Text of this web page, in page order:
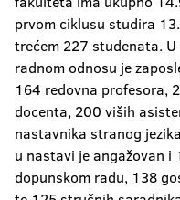
prvom ciklusu studira
trećem 227 studenata.
radnom odnosu je
164 redovna profesora,
docenta, 200 viših
nastavnika stranog
u nastavi je angažovan
dopunskom radu, 138